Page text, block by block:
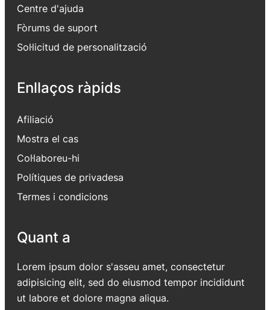
Centre d'ajuda
Fòrums de suport
Sol·licitud de personalització
Enllaços ràpids
Afiliació
Mostra el cas
Col·laboreu-hi
Polítiques de privadesa
Termes i condicions
Quant a
Lorem ipsum dolor s'asseu amet, consectetur
adipisicing elit, sed do eiusmod tempor incididunt
ut labore et dolore magna aliqua.